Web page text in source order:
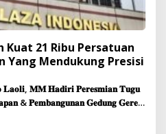
21 Ribu Persatuan
Yang Mendukung Presisi
𝐋𝐚𝐨𝐥𝐢, 𝐌𝐌 𝐇𝐚𝐝𝐢𝐫𝐢 𝐏𝐞𝐫𝐞𝐬𝐦𝐢𝐚𝐧 𝐓𝐮𝐠𝐮
& 𝐏𝐞𝐦𝐛𝐚𝐧𝐠𝐮𝐧𝐚𝐧 𝐆𝐞𝐝𝐮𝐧𝐠 𝐆𝐞𝐫𝐞𝐣𝐚